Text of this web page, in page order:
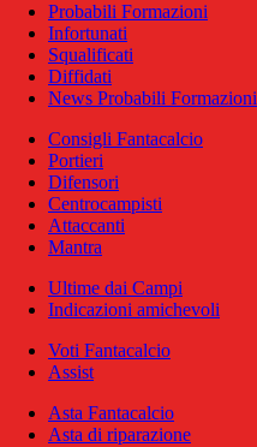
Probabili Formazioni
Infortunati
Squalificati
Diffidati
News Probabili Formazioni
Consigli Fantacalcio
Portieri
Difensori
Centrocampisti
Attaccanti
Mantra
Ultime dai Campi
Indicazioni amichevoli
Voti Fantacalcio
Assist
Asta Fantacalcio
Asta di riparazione